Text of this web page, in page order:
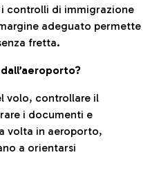
controlli di immigrazione
adeguato permette
fretta.
volo, controllare il
i documenti e
volta in aeroporto,
a orientarsi